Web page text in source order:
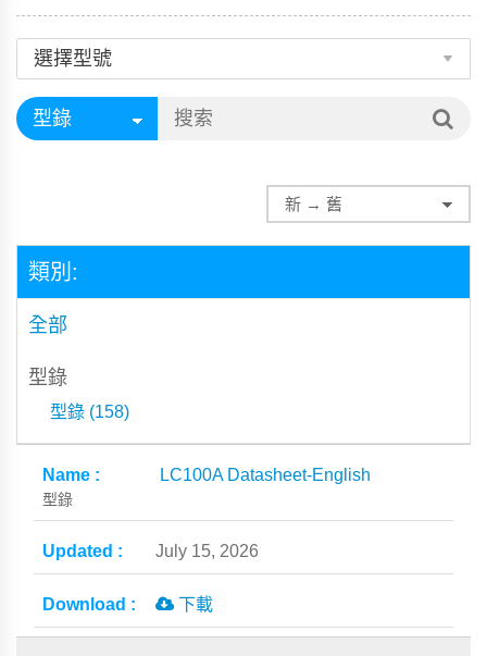
類別:
全部
型錄
型錄 (158)
LC100A Datasheet-English
型錄
July 15, 2026
下載